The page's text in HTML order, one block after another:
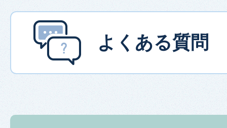
よくある質問